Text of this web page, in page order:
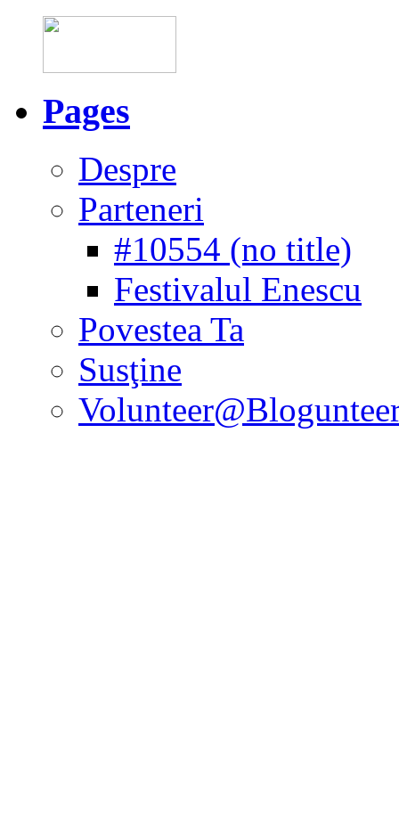
Pages
Despre
Parteneri
#10554 (no title)
Festivalul Enescu
Povestea Ta
Susţine